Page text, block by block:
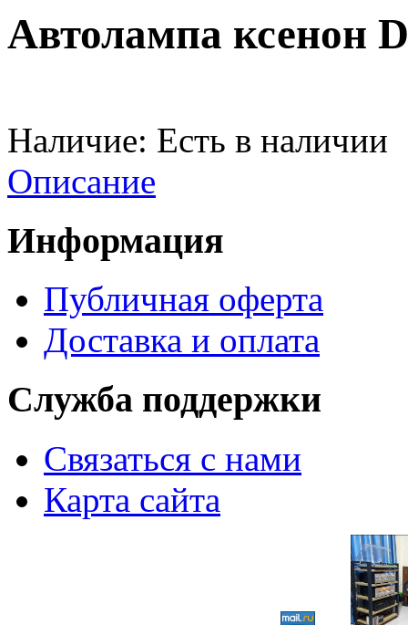
Автолампа ксенон
Наличие: Есть в наличии
Описание
Информация
Публичная оферта
Доставка и оплата
Служба поддержки
Связаться с нами
Карта сайта